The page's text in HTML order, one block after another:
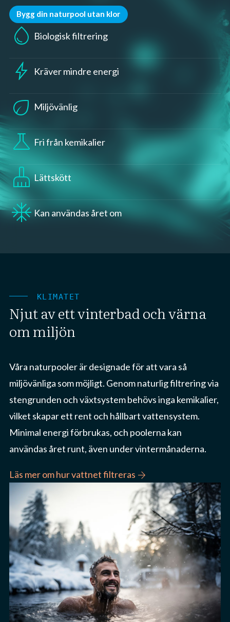
Bygg din naturpool utan klor
water_drop Biologisk filtrering
bolt Kräver mindre energi
eco Miljövänlig
scienceFri från kemikalier
cleaning_servicesLättskött
ac_unitKan användas året om
KLIMATET
Njut av ett vinterbad och värna
om miljön
Våra naturpooler är designade för att vara så
miljövänliga som möjligt. Genom naturlig filtrering via
stengrunden och växtsystem behövs inga kemikalier,
vilket skapar ett rent och hållbart vattensystem.
Minimal energi förbrukas, och poolerna kan
användas året runt, även under vintermånaderna.
Läs mer om hur vattnet filtreras arrow_forward